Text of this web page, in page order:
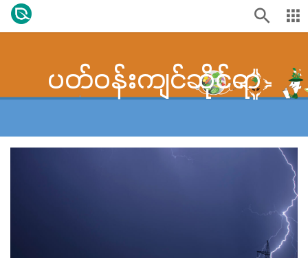
ပတ်ဝန်းကျင်ဆိုင်ရာ